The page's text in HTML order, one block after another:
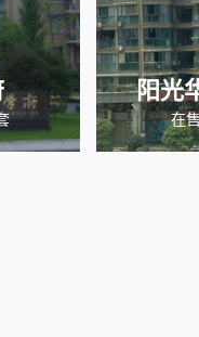
阳光
在